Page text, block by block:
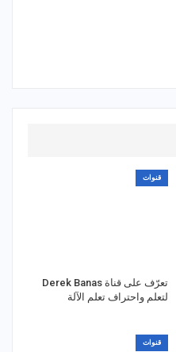
قنوات
تعرّف على قناة Derek Banas
لتعلم واحتراف تعلم الآلة
قنوات